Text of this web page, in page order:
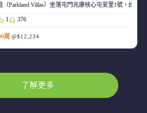
（Parkland Villas）坐落屯門兆康核心屯安里1號，由
1 376
萬 @$12,234
了解更多